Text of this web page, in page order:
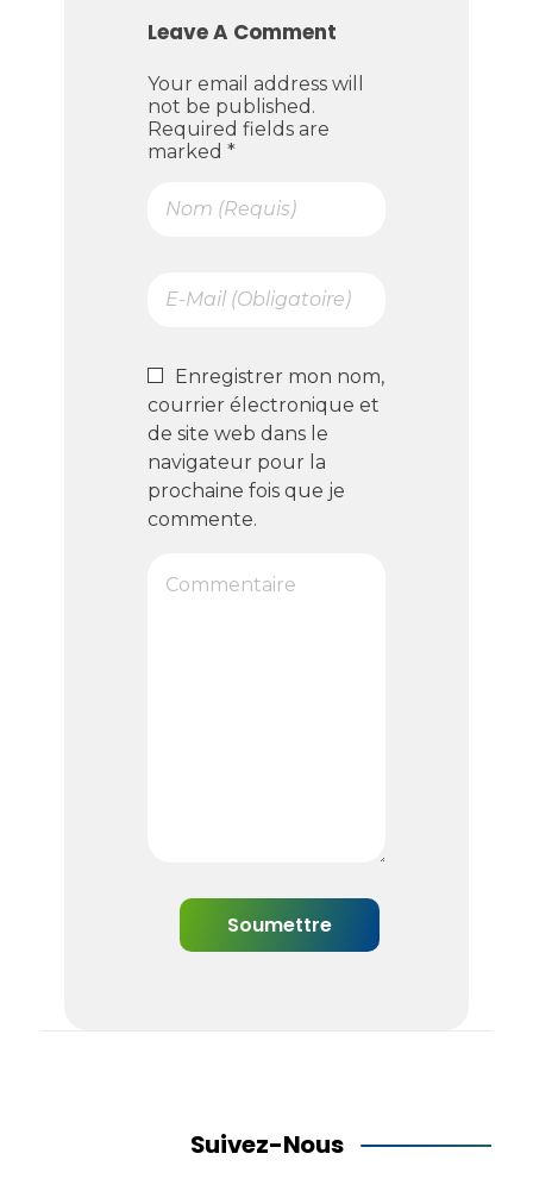
Leave A Comment
Your email address will
not be published.
Required fields are
marked *
Enregistrer mon nom,
courrier électronique et
de site web dans le
navigateur pour la
prochaine fois que je
commente.
Suivez-Nous